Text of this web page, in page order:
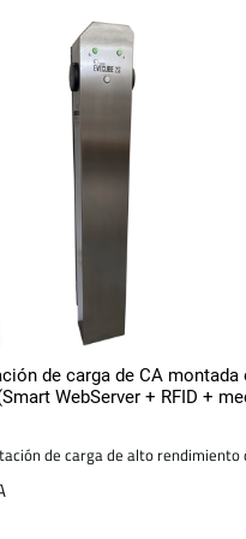
de carga de CA
WebServer + RFID +
de carga de alto rendimiento